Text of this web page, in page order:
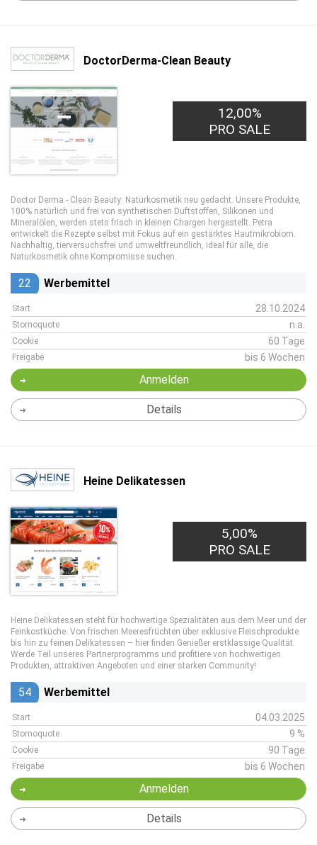
DoctorDerma-Clean Beauty
12,00%
PRO SALE
Doctor Derma - Clean Beauty: Naturkosmetik neu gedacht. Unsere Produkte,
100% natürlich und frei von synthetischen Duftstoffen, Silikonen und
Mineralölen, werden stets frisch in kleinen Chargen hergestellt. Petra
entwickelt die Rezepte selbst mit Fokus auf ein gestärktes Hautmikrobiom.
Nachhaltig, tierversuchsfrei und umweltfreundlich, ideal für alle, die
Naturkosmetik ohne Kompromisse suchen.
22 Werbemittel
Start 28.10.2024
Stornoquote n.a.
Cookie 60 Tage
Freigabe bis 6 Wochen
Anmelden
Details
Heine Delikatessen
5,00%
PRO SALE
Heine Delikatessen steht für hochwertige Spezialitäten aus dem Meer und der
Feinkostküche. Von frischen Meeresfrüchten über exklusive Fleischprodukte
bis hin zu feinen Delikatessen – hier finden Genießer erstklassige Qualität.
Werde Teil unseres Partnerprogramms und profitiere von hochwertigen
Produkten, attraktiven Angeboten und einer starken Community!
54 Werbemittel
Start 04.03.2025
Stornoquote 9 %
Cookie 90 Tage
Freigabe bis 6 Wochen
Anmelden
Details